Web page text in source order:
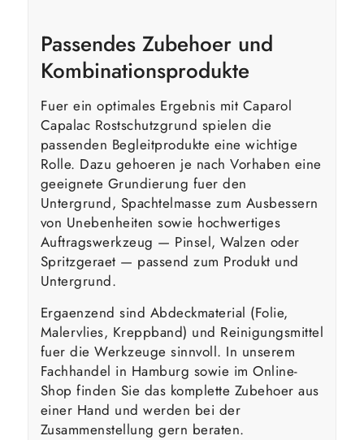
Passendes Zubehoer und
Kombinationsprodukte
Fuer ein optimales Ergebnis mit Caparol
Capalac Rostschutzgrund spielen die
passenden Begleitprodukte eine wichtige
Rolle. Dazu gehoeren je nach Vorhaben eine
geeignete Grundierung fuer den
Untergrund, Spachtelmasse zum Ausbessern
von Unebenheiten sowie hochwertiges
Auftragswerkzeug — Pinsel, Walzen oder
Spritzgeraet — passend zum Produkt und
Untergrund.
Ergaenzend sind Abdeckmaterial (Folie,
Malervlies, Kreppband) und Reinigungsmittel
fuer die Werkzeuge sinnvoll. In unserem
Fachhandel in Hamburg sowie im Online-
Shop finden Sie das komplette Zubehoer aus
einer Hand und werden bei der
Zusammenstellung gern beraten.